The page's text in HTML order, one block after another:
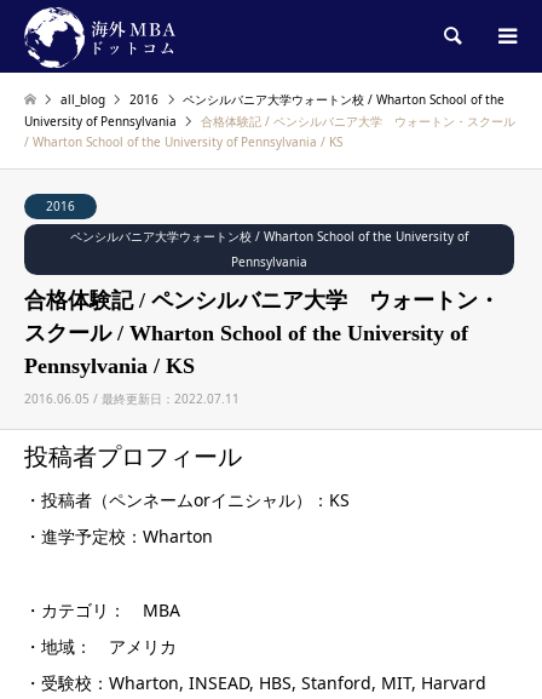
検索
all_blog 2016
ペンシルバニア大学ウォートン校 / Wharton School of the
University of Pennsylvania
合格体験記 / ペンシルバニア大学 ウォートン・スクール
/ Wharton School of the University of Pennsylvania / KS
2016
ペンシルバニア大学ウォートン校 / Wharton School of the University of
Pennsylvania
合格体験記 / ペンシルバニア大学 ウォートン・
スクール / Wharton School of the University of
Pennsylvania / KS
2016.06.05 / 最終更新日：2022.07.11
投稿者プロフィール
・投稿者（ペンネームorイニシャル）：KS
・進学予定校：Wharton
・カテゴリ： MBA
・地域： アメリカ
・受験校：Wharton, INSEAD, HBS, Stanford, MIT, Harvard